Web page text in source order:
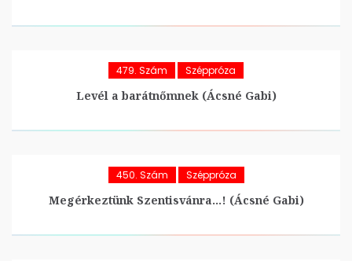
479. Szám Széppróza
Levél a barátnőmnek (Ácsné Gabi)
450. Szám Széppróza
Megérkeztünk Szentisvánra…! (Ácsné Gabi)